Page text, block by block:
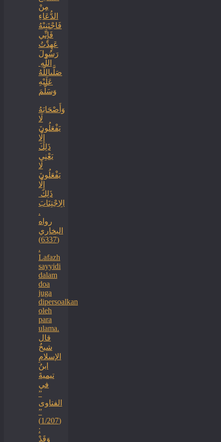
‏‏مِنْ
الدُّعَاءِ
فَاجْتَنِبْهُ
فَإِنِّي
عَهِدْتُ
رَسُولَ
اللَّهِ ‏
‏صَلَّىاللَّهُ
عَلَيْهِ
وَسَلَّمَ
‏وَأَصْحَابَهُ
لَا
يَفْعَلُونَ
إِلَّا
ذَلِكَ
‏‏يَعْنِي
لَا
يَفْعَلُونَ
إِلَّا
ذَلِكَ ‏
‏الِاجْتِنَابَ
.
رواه
البخاري
(6337)
.
Lafazh
sayyidi
dalam
doa
juga
dipersoalkan
oleh
para
ulama.
قال
شيخُ
الإسلامِ
ابنُ
تيميةَ
في
”
الفتاوى
”
(1/207)
:
وَقَدْ